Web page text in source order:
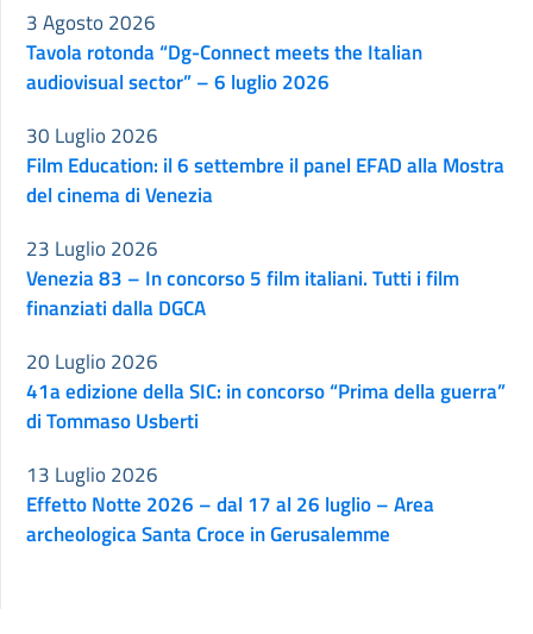
Tavola rotonda “Dg-Connect meets the Italian
audiovisual sector” – 6 luglio 2026
3 Agosto 2026
Film Education: il 6 settembre il panel EFAD alla Mostra
del cinema di Venezia
30 Luglio 2026
Venezia 83 – In concorso 5 film italiani. Tutti i film
finanziati dalla DGCA
23 Luglio 2026
41a edizione della SIC: in concorso “Prima della guerra”
di Tommaso Usberti
20 Luglio 2026
Effetto Notte 2026 – dal 17 al 26 luglio – Area
archeologica Santa Croce in Gerusalemme
13 Luglio 2026